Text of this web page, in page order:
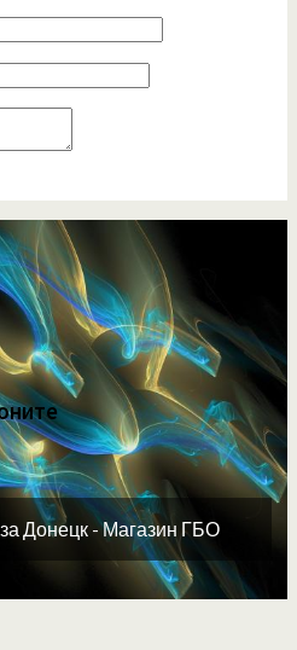
Донецк - Магазин ГБО